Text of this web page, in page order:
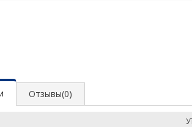
Отзывы(0)